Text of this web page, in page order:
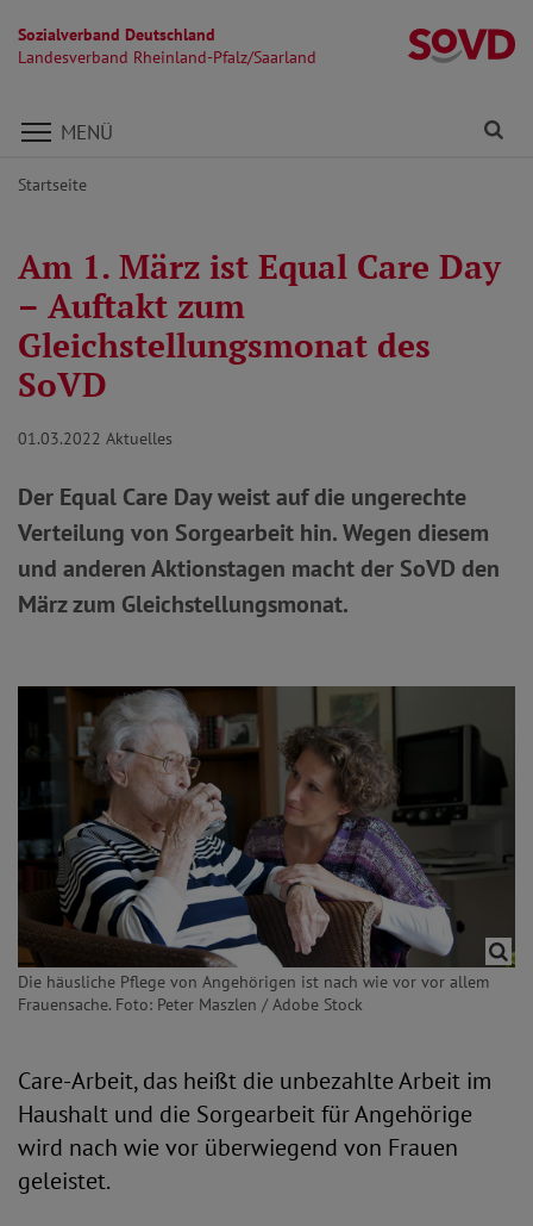
Sozialverband Deutschland
Landesverband Rheinland-Pfalz/Saarland
Direkt zu den Inhalten springen
MENÜ
Startseite
Am 1. März ist Equal Care Day
– Auftakt zum
Gleichstellungsmonat des
SoVD
01.03.2022 Aktuelles
Der Equal Care Day weist auf die ungerechte
Verteilung von Sorgearbeit hin. Wegen diesem
und anderen Aktionstagen macht der SoVD den
März zum Gleichstellungsmonat.
Die häusliche Pflege von Angehörigen ist nach wie vor vor allem
Frauensache. Foto: Peter Maszlen / Adobe Stock
Care-Arbeit, das heißt die unbezahlte Arbeit im
Haushalt und die Sorgearbeit für Angehörige
wird nach wie vor überwiegend von Frauen
geleistet.